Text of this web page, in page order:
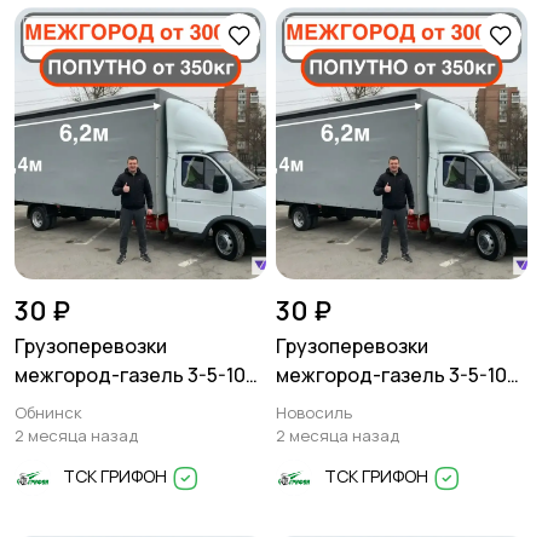
30 ₽
Грузоперевозки
межгород-газель 3-5-10
тонн
Обнинск
2 месяца назад
ТСК ГРИФОН
30 ₽
Грузоперевозки
межгород-газель 3-5-10
тонн
Новосиль
2 месяца назад
ТСК ГРИФОН